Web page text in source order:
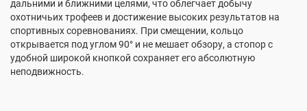
дальними и ближними целями, что облегчает добычу
охотничьих трофеев и достижение высоких результатов на
спортивных соревнованиях. При смещении, кольцо
открывается под углом 90° и не мешает обзору, а стопор с
удобной широкой кнопкой сохраняет его абсолютную
неподвижность.